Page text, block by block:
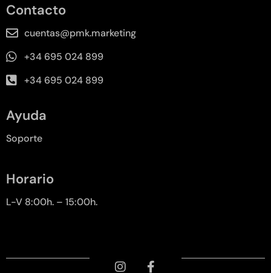
Contacto
cuentas@pmk.marketing
+34 695 024 899
+34 695 024 899
Ayuda
Soporte
Horario
L-V 8:00h. – 15:00h.